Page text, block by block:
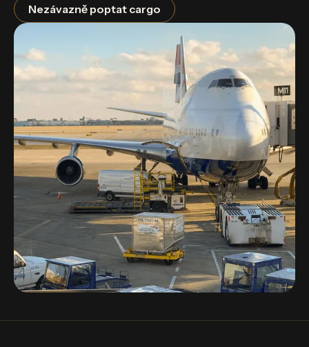
Nezávazně poptat cargo